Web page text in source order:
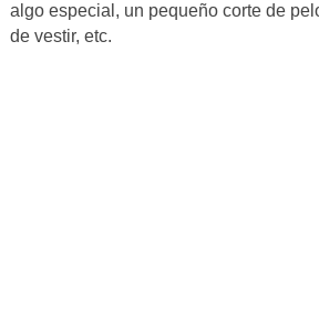
algo especial, un pequeño corte de
de vestir, etc.